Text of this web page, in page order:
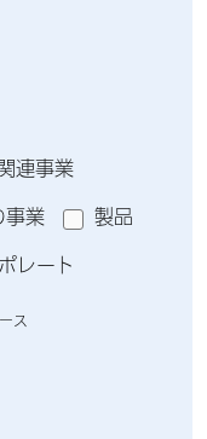
連事業
事業
製品
レート
ス